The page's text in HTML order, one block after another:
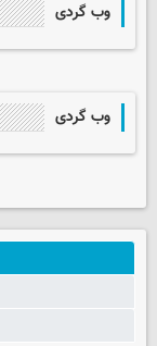
وب گردی
وب گردی